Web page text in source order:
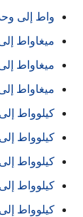
واط إلى
ميغاواط
ميغاواط إلى
ميغاواط إلى
كيلوواط إلى
كيلوواط إلى
كيلوواط إلى
كيلوواط
كيلوواط